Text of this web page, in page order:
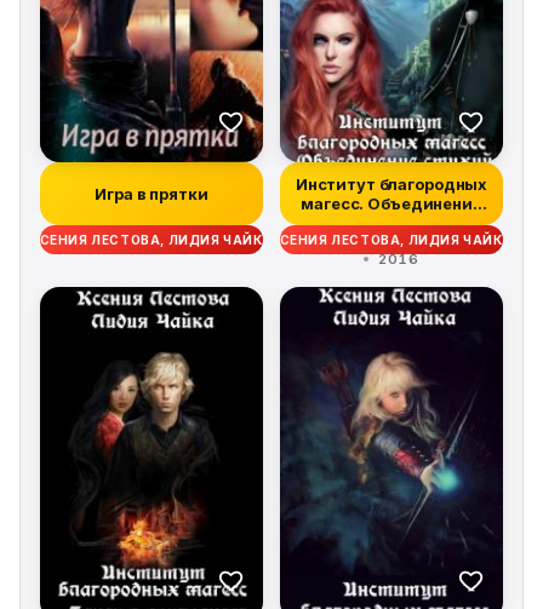
Игра в прятки
КСЕНИЯ ЛЕСТОВА, ЛИДИЯ ЧАЙКА
Институт благородных
магесс. Объединение
стихий
КСЕНИЯ ЛЕСТОВА, ЛИДИЯ ЧАЙКА
2016